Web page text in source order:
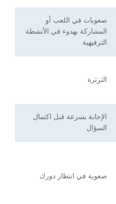
صعوبات في اللعب أو
المشاركة بهدوء في الأنشطة
الترفيهية
الثرثرة
الإجابة بسرعة قبل اكتمال
السؤال
صعوبة في انتظار دورك